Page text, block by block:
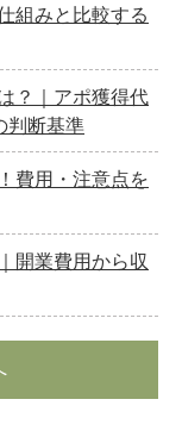
組みと比較する
？｜アポ獲得代
判断基準
費用・注意点を
開業費用から収